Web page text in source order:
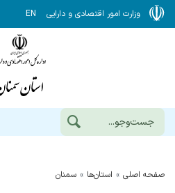
وزارت امور اقتصادی و دارایی EN
صفحه اصلی استان‌ها سمنان